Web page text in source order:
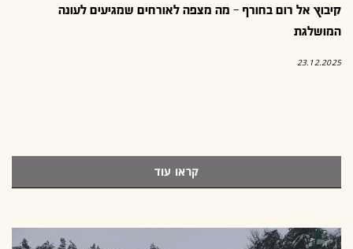
קיבוץ אל רום בחורף – מה מצפה לאורחים שמגיעים לעונה
המושלגת
23.12.2025
קראו עוד